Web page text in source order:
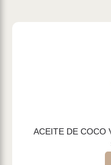
ACEITE DE COCO